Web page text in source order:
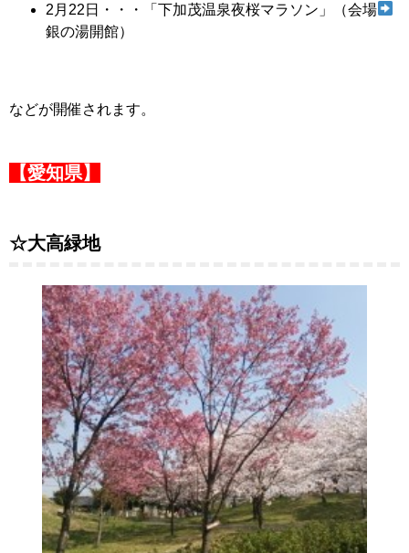
2月22日・・・「下加茂温泉夜桜マラソン」（会場
銀の湯開館）
などが開催されます。
【愛知県】
☆大高緑地